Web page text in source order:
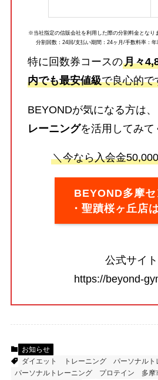
※当社指定の信販会社を利用した際の分割料金となり
分割回数：24回/支払い期間：24ヶ月/手数料率：
特に回数券コースの月々
内でも最安値級で良心的で
BEYONDが気になる方は
レーニングを活用してみて
＼今なら入会金
BEYOND多摩
・聖蹟桜ヶ丘店
公式サイト
https://beyond-
お知らせ
ダイエット
トレーニング
パーソナルト
パーソナルトレーニング
プロテイン 多摩